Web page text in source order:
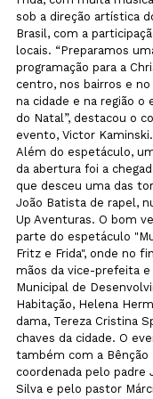
sob a direção artística
Brasil, com a
locais. “Preparamos
programação para a
centro, nos bairros e
na cidade e na região o
do Natal”, destacou o
evento, Victor Kaminski.
Além do espetáculo,
da abertura foi a
que desceu uma das
João Batista de rapel,
Up Aventuras. O bom
parte do espetáculo
Fritz e Frida", onde no
mãos da vice-prefeita
Municipal de
Habitação, Helena
dama, Tereza Cristina
chaves da cidade. O
também com a Bênção
coordenada pelo padre
Silva e pelo pastor